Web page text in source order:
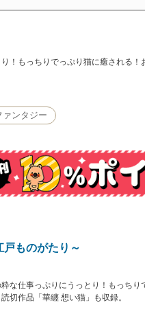
！もっちりでっぷり猫に癒される！
ァンタジー
ものがたり～
な仕事っぷりにうっとり！もっちり
切作品「華纏 想い猫」も収録。